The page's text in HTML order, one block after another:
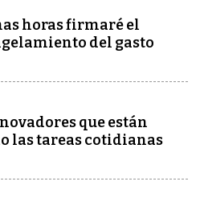
horas firmaré el
del gasto
que están
las tareas cotidianas